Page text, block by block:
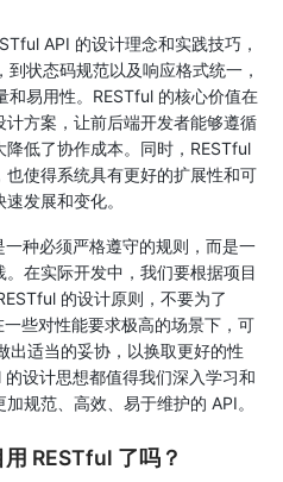
API 的设计理念和实践技巧，
状态码规范以及响应格式统一，
和易用性。RESTful 的核心价值在
方案，让前后端开发者能够遵循
低了协作成本。同时，RESTful
使得系统具有更好的扩展性和可
发展和变化。
种必须严格遵守的规则，而是一
在实际开发中，我们要根据项目
的设计原则，不要为了
些对性能要求极高的场景下，可
出适当的妥协，以换取更好的性
设计思想都值得我们深入学习和
规范、高效、易于维护的 API。
RESTful 了吗？